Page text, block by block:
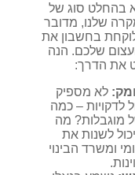
בהחלט סוג של
שלנו, מדובר
בחשבון את
שלכם. הנה
את הדרך:
לא מספיק
לדקויות – כמה
מוגבלות? מה
לשנות את
ומשרד הבינוי